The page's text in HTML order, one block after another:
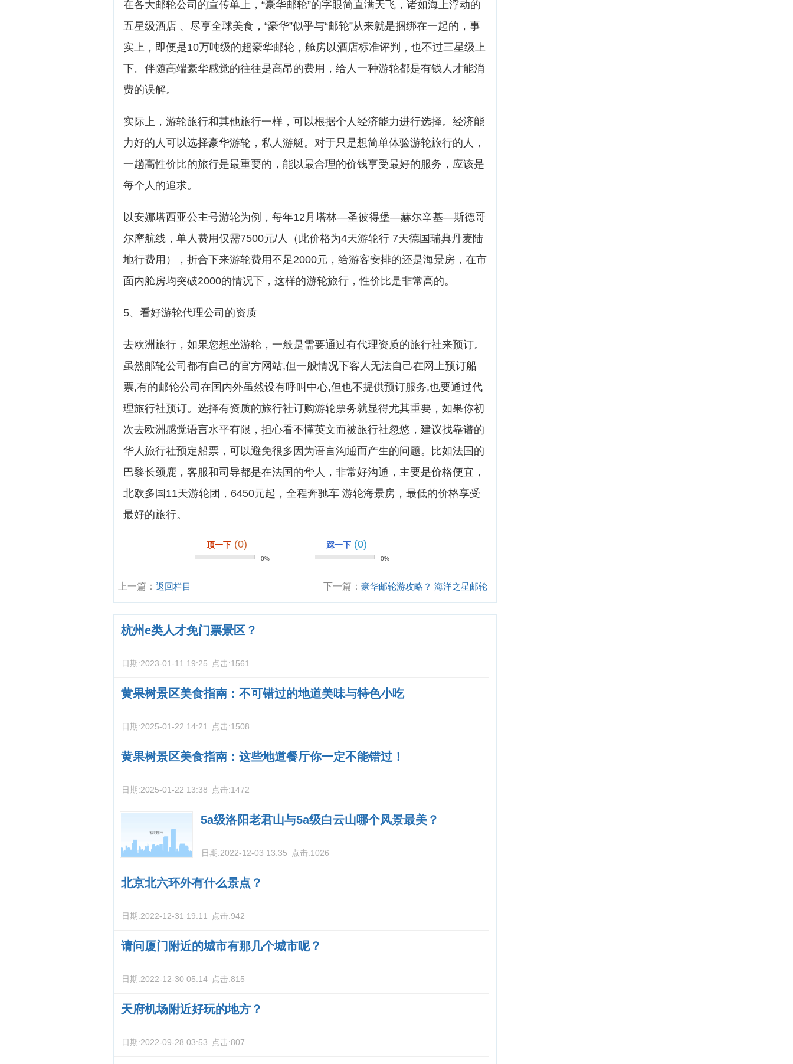
在各大邮轮公司的宣传单上，“豪华邮轮”的字眼简直满天飞，诸如海上浮动的
五星级酒店 、尽享全球美食，“豪华”似乎与“邮轮”从来就是捆绑在一起的，事
实上，即便是10万吨级的超豪华邮轮，舱房以酒店标准评判，也不过三星级上
下。伴随高端豪华感觉的往往是高昂的费用，给人一种游轮都是有钱人才能消
费的误解。
实际上，游轮旅行和其他旅行一样，可以根据个人经济能力进行选择。经济能
力好的人可以选择豪华游轮，私人游艇。对于只是想简单体验游轮旅行的人，
一趟高性价比的旅行是最重要的，能以最合理的价钱享受最好的服务，应该是
每个人的追求。
以安娜塔西亚公主号游轮为例，每年12月塔林—圣彼得堡—赫尔辛基—斯德哥
尔摩航线，单人费用仅需7500元/人（此价格为4天游轮行 7天德国瑞典丹麦陆
地行费用），折合下来游轮费用不足2000元，给游客安排的还是海景房，在市
面内舱房均突破2000的情况下，这样的游轮旅行，性价比是非常高的。
5、看好游轮代理公司的资质
去欧洲旅行，如果您想坐游轮，一般是需要通过有代理资质的旅行社来预订。
虽然邮轮公司都有自己的官方网站,但一般情况下客人无法自己在网上预订船
票,有的邮轮公司在国内外虽然设有呼叫中心,但也不提供预订服务,也要通过代
理旅行社预订。选择有资质的旅行社订购游轮票务就显得尤其重要，如果你初
次去欧洲感觉语言水平有限，担心看不懂英文而被旅行社忽悠，建议找靠谱的
华人旅行社预定船票，可以避免很多因为语言沟通而产生的问题。比如法国的
巴黎长颈鹿，客服和司导都是在法国的华人，非常好沟通，主要是价格便宜，
北欧多国11天游轮团，6450元起，全程奔驰车 游轮海景房，最低的价格享受
最好的旅行。
顶一下 (0)
0%
踩一下 (0)
0%
上一篇： 返回栏目 下一篇：豪华邮轮游攻略？ 海洋之星邮轮
游攻略？
杭州e类人才免门票景区？
日期:2023-01-11 19:25 点击:1561
黄果树景区美食指南：不可错过的地道美味与特色小吃
日期:2025-01-22 14:21 点击:1508
黄果树景区美食指南：这些地道餐厅你一定不能错过！
日期:2025-01-22 13:38 点击:1472
5a级洛阳老君山与5a级白云山哪个风景最美？
日期:2022-12-03 13:35 点击:1026
北京北六环外有什么景点？
日期:2022-12-31 19:11 点击:942
请问厦门附近的城市有那几个城市呢？
日期:2022-12-30 05:14 点击:815
天府机场附近好玩的地方？
日期:2022-09-28 03:53 点击:807